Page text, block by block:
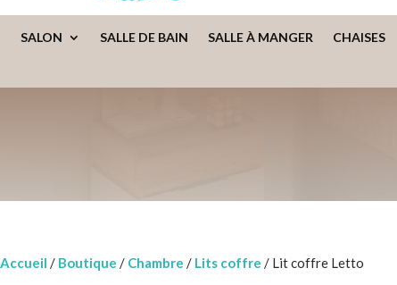
SALON SALLE DE BAIN SALLE À MANGER CHAISES
Accueil / Boutique / Chambre / Lits coffre / Lit coffre Letto